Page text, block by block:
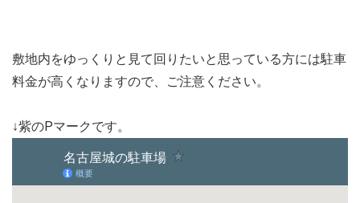
敷地内をゆっくりと見て回りたいと思っている方には駐車
料金が高くなりますので、ご注意ください。
↓紫のPマークです。